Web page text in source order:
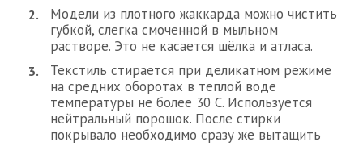
Модели из плотного жаккарда можно чистить
губкой, слегка смоченной в мыльном
растворе. Это не касается шёлка и атласа.
Текстиль стирается при деликатном режиме
на средних оборотах в теплой воде
температуры не более 30 С. Используется
нейтральный порошок. После стирки
покрывало необходимо сразу же вытащить